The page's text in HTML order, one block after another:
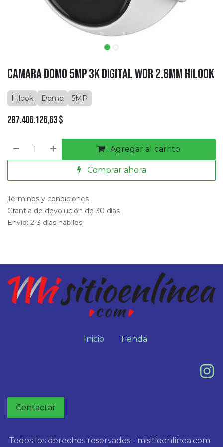
Camara Domo 5MP 3K Digital WDR 2.8mm Hilook
Hilook Domo 5MP
287.406.126,63$
Agregar al carrito
Comprar ahora
Términos y condiciones
Grantía de devolución de 30 días
Envío: 2-3 días hábiles
Inicio Tienda
Contactar
Todos los derechos reservados - misitioenlinea.com